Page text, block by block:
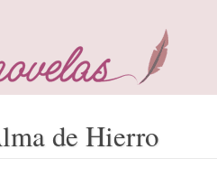
de Hierro